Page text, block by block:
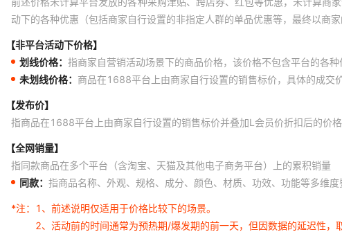
动下的各种优惠（包括商家自行设置的非指定人群的单品优惠等，最终以商
【非平台活动下价格】
划线价格： 指商家自营销活动场景下的商品价格，该价格不包含平台的各
未划线价格： 商品在1688平台上由商家自行设置的销售标价，具体的成交
【发布价】
指商品在1688平台上由商家自行设置的销售标价并叠加L会员价折扣后的价格
【全网销量】
指同款商品在多个平台（含淘宝、天猫及其他电子商务平台）上的累积销量
同款： 指商品名称、外观、规格、成分、颜色、材质、功效、功能等多维
*注：
1、前述说明仅适用于价格比较下的场景。
2、活动前的时间通常为预热期/爆发期的前一天，但因数据的延迟性，